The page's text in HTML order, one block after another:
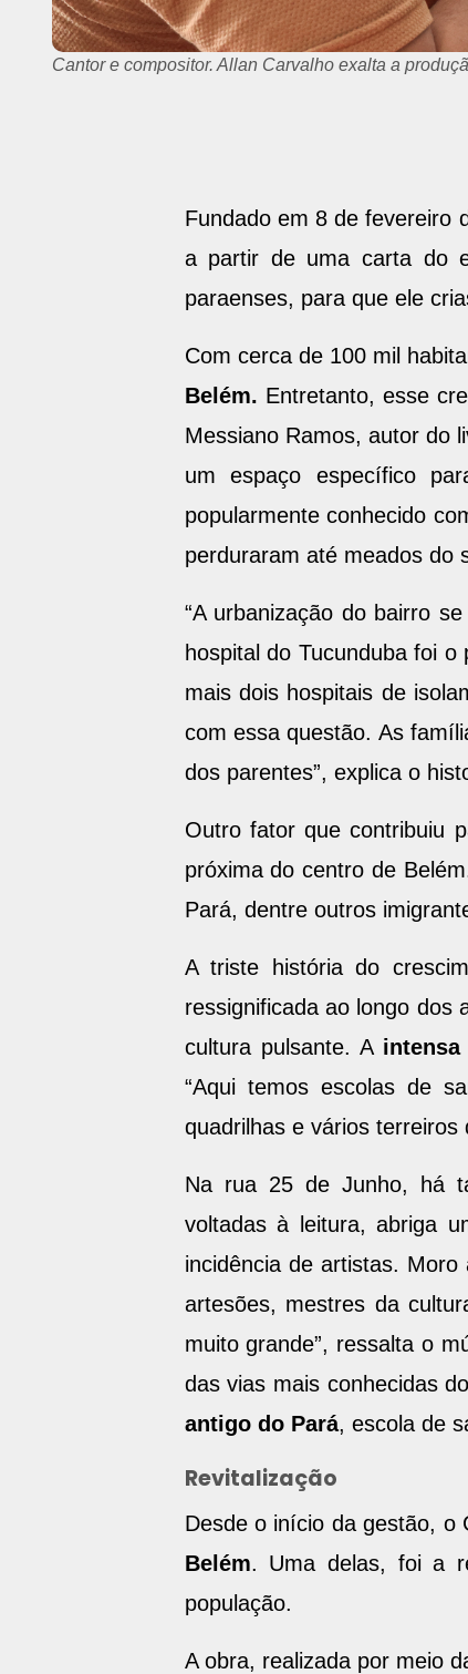
Cantor e compositor. Allan Carvalho exalta a
Fundado em 8 de fevereiro
a partir de uma carta do
paraenses, para que ele
Com cerca de 100 mil
Belém. Entretanto, esse
Messiano Ramos, autor do
um espaço específico
popularmente conhecido
perduraram até meados do
“A urbanização do bairro
hospital do Tucunduba foi
mais dois hospitais de
com essa questão. As
dos parentes”, explica o
Outro fator que contribuiu
próxima do centro de
Pará, dentre outros
A triste história do
ressignificada ao longo dos
cultura pulsante. A intensa
“Aqui temos escolas de
quadrilhas e vários terreiros
Na rua 25 de Junho, há
voltadas à leitura, abriga
incidência de artistas.
artesões, mestres da
muito grande”, ressalta o
das vias mais conhecidas
antigo do Pará, escola de
Revitalização
Desde o início da gestão, o
Belém. Uma delas, foi a
população.
A obra, realizada por meio